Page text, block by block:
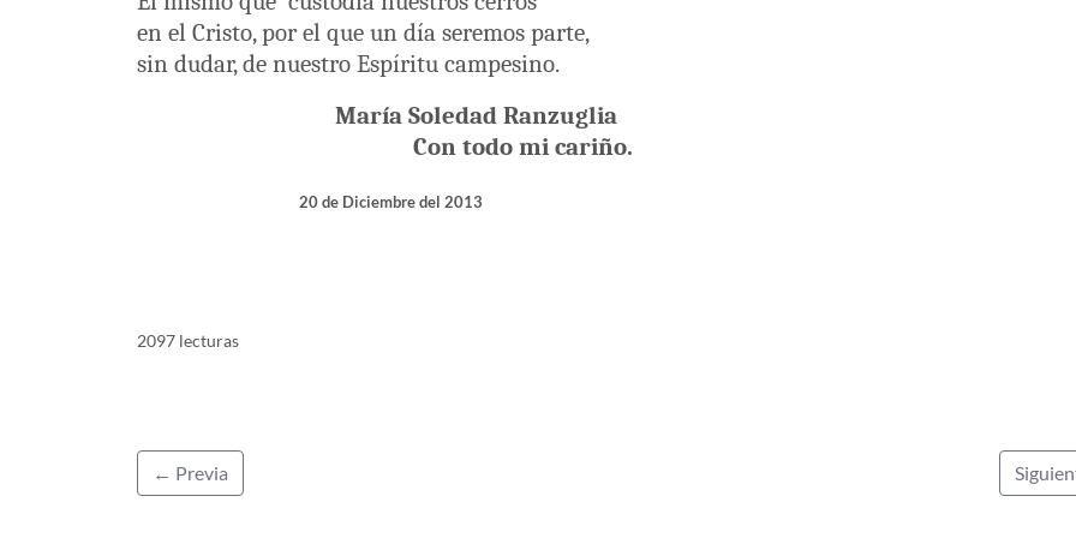
en el Cristo, por el que un día seremos parte,
sin dudar, de nuestro Espíritu campesino.
María Soledad Ranzuglia
Con todo mi cariño.
20 de Diciembre del 2013
2097 lecturas
← Previa